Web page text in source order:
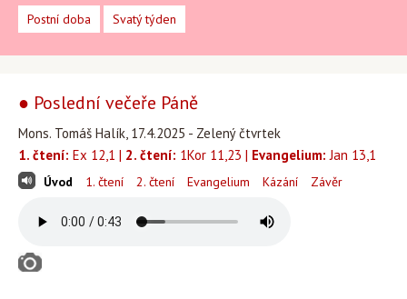
Postní doba Svatý týden
● Poslední večeře Páně
Mons. Tomáš Halík, 17.4.2025 - Zelený čtvrtek
1. čtení: Ex 12,1 | 2. čtení: 1Kor 11,23 | Evangelium: Jan 13,1
Úvod 1. čtení 2. čtení Evangelium Kázání Závěr